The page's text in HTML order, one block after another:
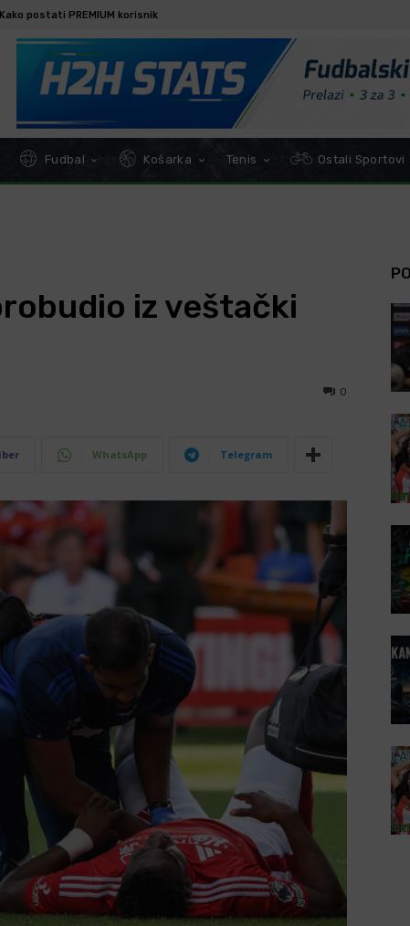
Kako postati PREMIUM korisnik
Fudbal Košarka Tenis Ostali Sportovi
iz veštački
0
WhatsApp Telegram